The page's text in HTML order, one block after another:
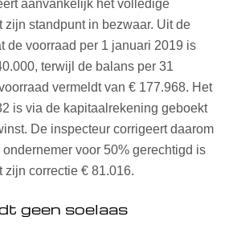
aanvankelijk het volledige
zijn standpunt in bezwaar. Uit de
de voorraad per 1 januari 2019 is
terwijl de balans per 31
vermeldt van € 177.968. Het
is via de kapitaalrekening geboekt
De inspecteur corrigeert daarom
voor 50% gerechtigd is
zijn correctie € 81.016.
geen soelaas